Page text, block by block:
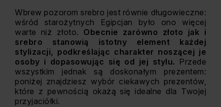
Wbrew pozorom srebro jest równie długowieczne:
wśród starożytnych Egipcjan było ono więcej
warte niż złoto. Obecnie zarówno złoto jak i
srebro stanowią istotny element każdej
stylizacji, podkreślając charakter noszącej je
osoby i dopasowując się od jej stylu. Przede
wszystkim jednak są doskonałym prezentem:
poniżej znajdziesz wybór ciekawych prezentów,
które z pewnością okażą się idealne dla Twojej
przyjaciółki.